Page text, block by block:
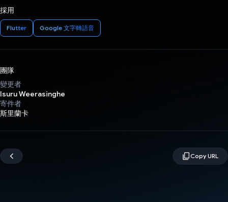
採用
Flutter Google 文字轉語音
團隊
變更者
Isuru Weerasinghe
寄件者
斯里蘭卡